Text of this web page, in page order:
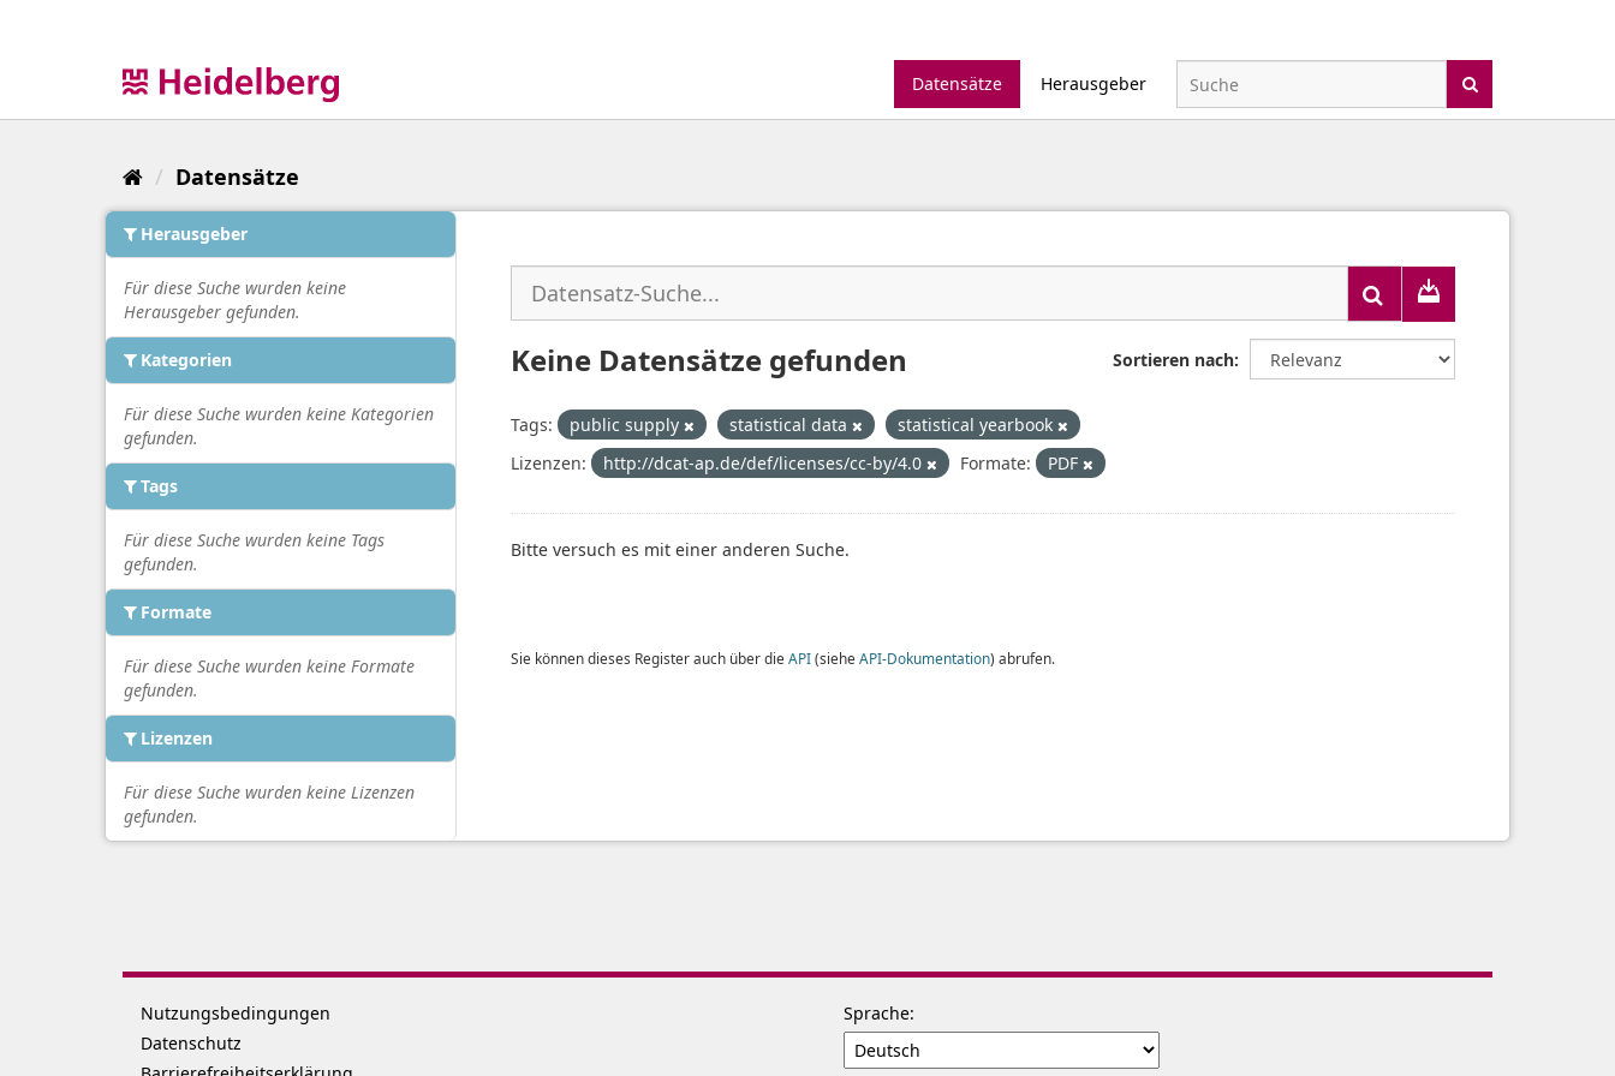
Datensätze
Herausgeber
Datensätze
Herausgeber
Für diese Suche wurden keine
Herausgeber gefunden.
Kategorien
Für diese Suche wurden keine Kategorien
gefunden.
Tags
Für diese Suche wurden keine Tags
gefunden.
Formate
Für diese Suche wurden keine Formate
gefunden.
Lizenzen
Für diese Suche wurden keine Lizenzen
gefunden.
Sortieren nach
Keine Datensätze gefunden
Tags: public supply statistical data
statistical yearbook
Lizenzen:
http://dcat-ap.de/def/licenses/cc-by/4.0 Formate: PDF
Bitte versuch es mit einer anderen Suche.
Sie können dieses Register auch über die API(siehe API-Dokumentation) abrufen.
Nutzungsbedingungen
Datenschutz
Sprache